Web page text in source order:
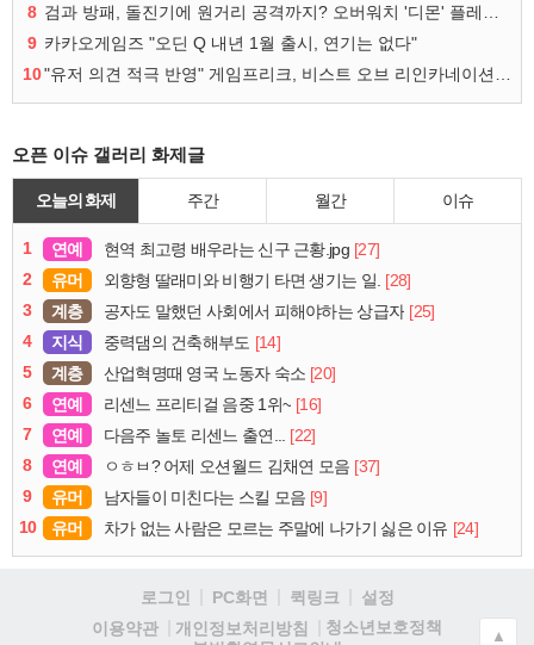
8
9 카카오게임즈 "오딘 Q 내년 1월 출시, 연기는 없다"
10
오픈 이슈 갤러리 화제글
오늘의 화제 주간 월간 이슈
1 연예 현역 최고령 배우라는 신구 근황.jpg [27]
2
유머 외향형 딸래미와 비행기 타면 생기는 일. [28]
3
계층 공자도 말했던 사회에서 피해야하는 상급자 [25]
4
지식 중력댐의 건축해부도 [14]
5
계층 산업혁명때 영국 노동자 숙소 [20]
6
연예 리센느 프리티걸 음중 1위~ [16]
7
연예 다음주 놀토 리센느 출연...
[22]
8
연예 ㅇㅎㅂ? 어제 오션월드 김채연 모음 [37]
9
유머 남자들이 미친다는 스킬 모음 [9]
10
유머 차가 없는 사람은 모르는 주말에 나가기 싫은 이유 [24]
로그인 PC화면 퀵링크
설정
이용약관
개인정보처리방침
청소년보호정책
▲